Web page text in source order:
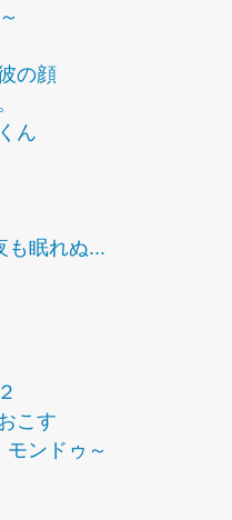
の顔
ん
も眠れぬ...
こす
モンドゥ～